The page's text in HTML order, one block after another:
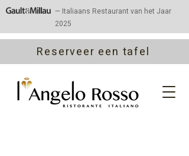
— Italiaans Restaurant van het Jaar
2025
Reserveer een tafel